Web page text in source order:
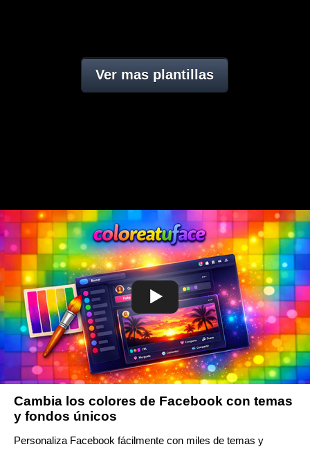
Ver mas plantillas
Cambia los colores de Facebook con temas
y fondos únicos
Personaliza Facebook fácilmente con miles de temas y